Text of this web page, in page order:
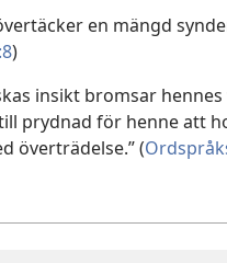
en mängd
)
insikt bromsar hennes
prydnad för henne att
överträdelse.” (